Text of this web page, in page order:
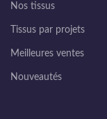
Nos tissus
Tissus par projets
Meilleures ventes
Nouveautés